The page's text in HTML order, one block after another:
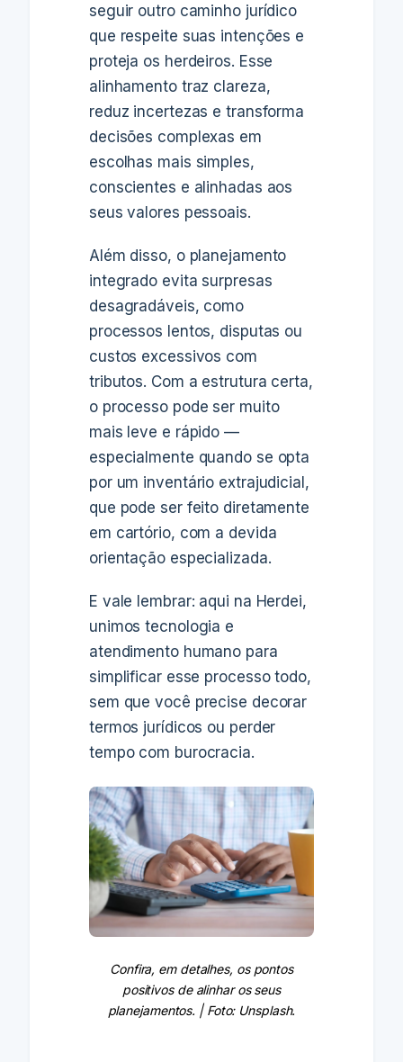
seguir outro caminho jurídico
que respeite suas intenções e
proteja os herdeiros. Esse
alinhamento traz clareza,
reduz incertezas e transforma
decisões complexas em
escolhas mais simples,
conscientes e alinhadas aos
seus valores pessoais.
Além disso, o planejamento
integrado evita surpresas
desagradáveis, como
processos lentos, disputas ou
custos excessivos com
tributos. Com a estrutura certa,
o processo pode ser muito
mais leve e rápido —
especialmente quando se opta
por um inventário extrajudicial,
que pode ser feito diretamente
em cartório, com a devida
orientação especializada.
E vale lembrar: aqui na Herdei,
unimos tecnologia e
atendimento humano para
simplificar esse processo todo,
sem que você precise decorar
termos jurídicos ou perder
tempo com burocracia.
Confira, em detalhes, os pontos
positivos de alinhar os seus
planejamentos. | Foto: Unsplash.